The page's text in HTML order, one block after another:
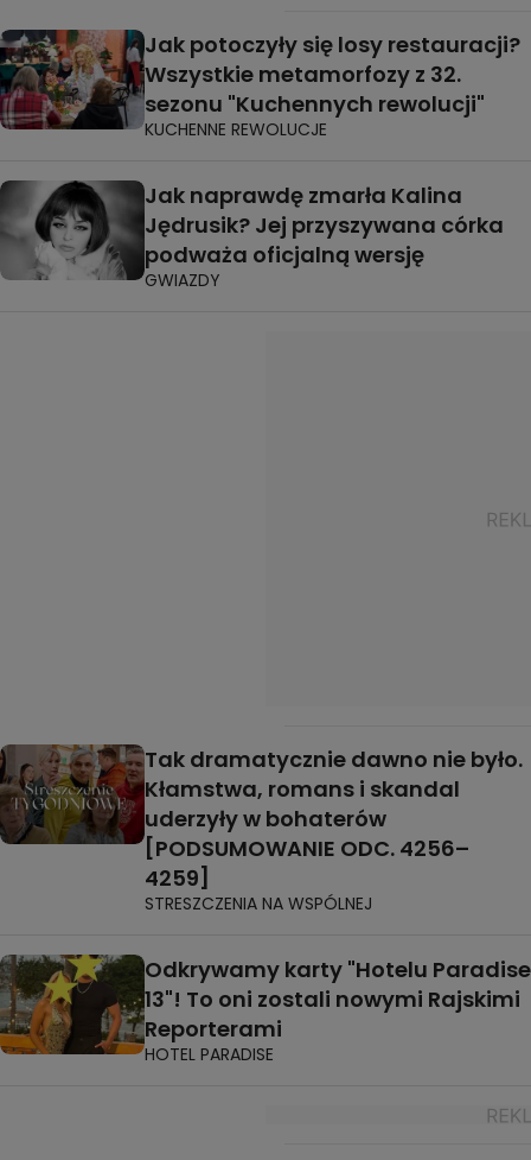
Jak potoczyły się losy restauracji?
Wszystkie metamorfozy z 32.
sezonu "Kuchennych rewolucji"
KUCHENNE REWOLUCJE
Jak naprawdę zmarła Kalina
Jędrusik? Jej przyszywana córka
podważa oficjalną wersję
GWIAZDY
Tak dramatycznie dawno nie było.
Kłamstwa, romans i skandal
uderzyły w bohaterów
[PODSUMOWANIE ODC. 4256–
4259]
STRESZCZENIA NA WSPÓLNEJ
Odkrywamy karty "Hotelu Paradise
13"! To oni zostali nowymi Rajskimi
Reporterami
HOTEL PARADISE